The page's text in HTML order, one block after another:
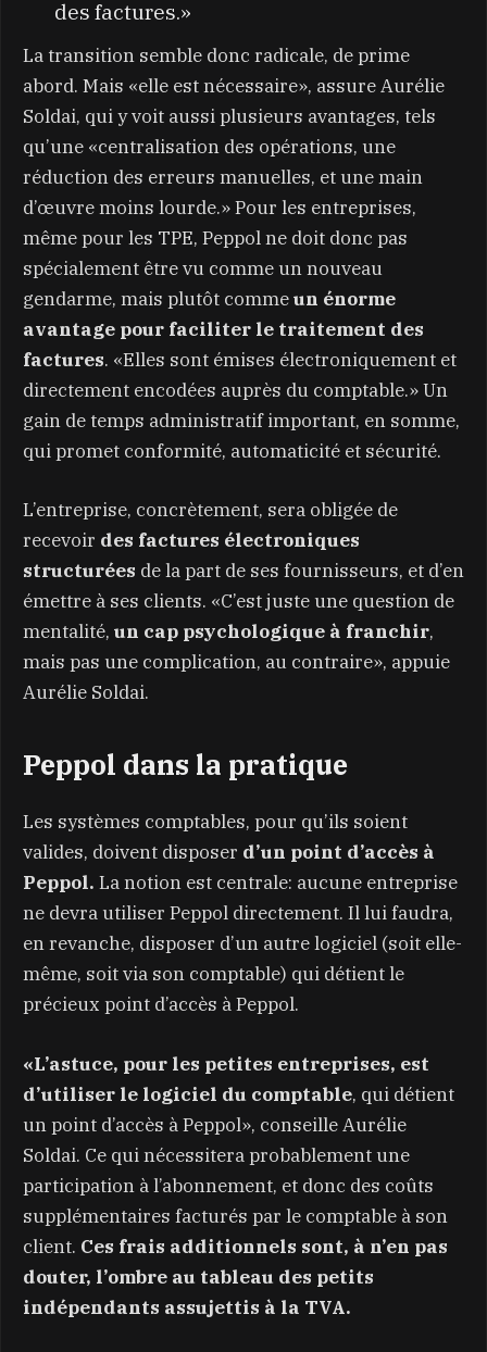
des factures.»
La transition semble donc radicale, de prime
abord. Mais «elle est nécessaire», assure Aurélie
Soldai, qui y voit aussi plusieurs avantages, tels
qu’une «centralisation des opérations, une
réduction des erreurs manuelles, et une main
d’œuvre moins lourde.» Pour les entreprises,
même pour les TPE, Peppol ne doit donc pas
spécialement être vu comme un nouveau
gendarme, mais plutôt commeun énorme
avantage pour faciliter le traitement des
factures. «Elles sont émises électroniquement et
directement encodées auprès du comptable.» Un
gain de temps administratif important, en somme,
qui promet conformité, automaticité et sécurité.
L’entreprise, concrètement, sera obligée de
recevoir des factures électroniques
structurées de la part de ses fournisseurs, et d’en
émettre à ses clients. «C’est juste une question de
mentalité, un cap psychologique à franchir,
mais pas une complication, au contraire», appuie
Aurélie Soldai.
Peppol dans la pratique
Les systèmes comptables, pour qu’ils soient
valides, doivent disposer d’un point d’accès à
Peppol. La notion est centrale: aucune entreprise
ne devra utiliser Peppol directement. Il lui faudra,
en revanche, disposer d’un autre logiciel (soit elle-
même, soit via son comptable) qui détient le
précieux point d’accès à Peppol.
«L’astuce, pour les petites entreprises, est
d’utiliser le logiciel du comptable, qui détient
un point d’accès à Peppol», conseille Aurélie
Soldai. Ce qui nécessitera probablement une
participation à l’abonnement, et donc des coûts
supplémentaires facturés par le comptable à son
client. Ces frais additionnels sont, à n’en pas
douter, l’ombre au tableau des petits
indépendants assujettis à la TVA.